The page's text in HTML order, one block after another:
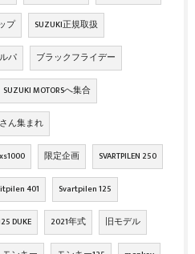
プ SUZUKI正規取扱
パ ブラックフライデー
SUZUKI MOTORSへ集合
ん集まれ
限定企画 SVARTPILEN 250
401 Svartpilen 125
DUKE 2021年式 旧モデル